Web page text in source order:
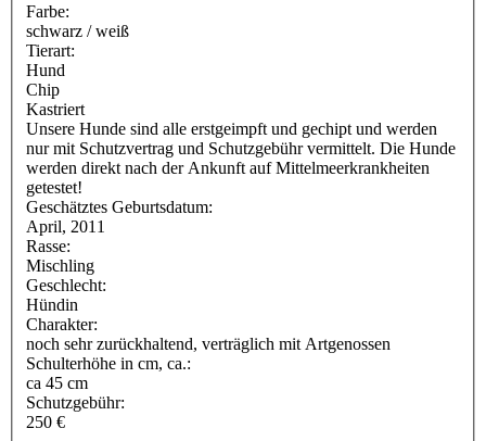
Farbe:
schwarz / weiß
Tierart:
Hund
Chip
Kastriert
Unsere Hunde sind alle erstgeimpft und gechipt und werden
nur mit Schutzvertrag und Schutzgebühr vermittelt. Die Hunde
werden direkt nach der Ankunft auf Mittelmeerkrankheiten
getestet!
Geschätztes Geburtsdatum:
April, 2011
Rasse:
Mischling
Geschlecht:
Hündin
Charakter:
noch sehr zurückhaltend, verträglich mit Artgenossen
Schulterhöhe in cm, ca.:
ca 45 cm
Schutzgebühr:
250 €